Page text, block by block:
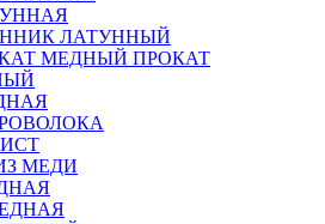
ЛАТУННЫЙ
МЕДНЫЙ ПРОКАТ
МЕДИ